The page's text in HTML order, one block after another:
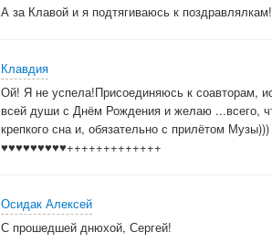
А за Клавой и я подтягиваюсь к
Клавдия
Ой! Я не успела!Присоединяюсь к соавторам,
всей души с Днём Рождения и желаю ...всего,
крепкого сна и, обязательно с прилётом
♥♥♥♥♥♥♥♥♥+++++++++++++
Осидак Алексей
С прошедшей днюхой, Сергей!